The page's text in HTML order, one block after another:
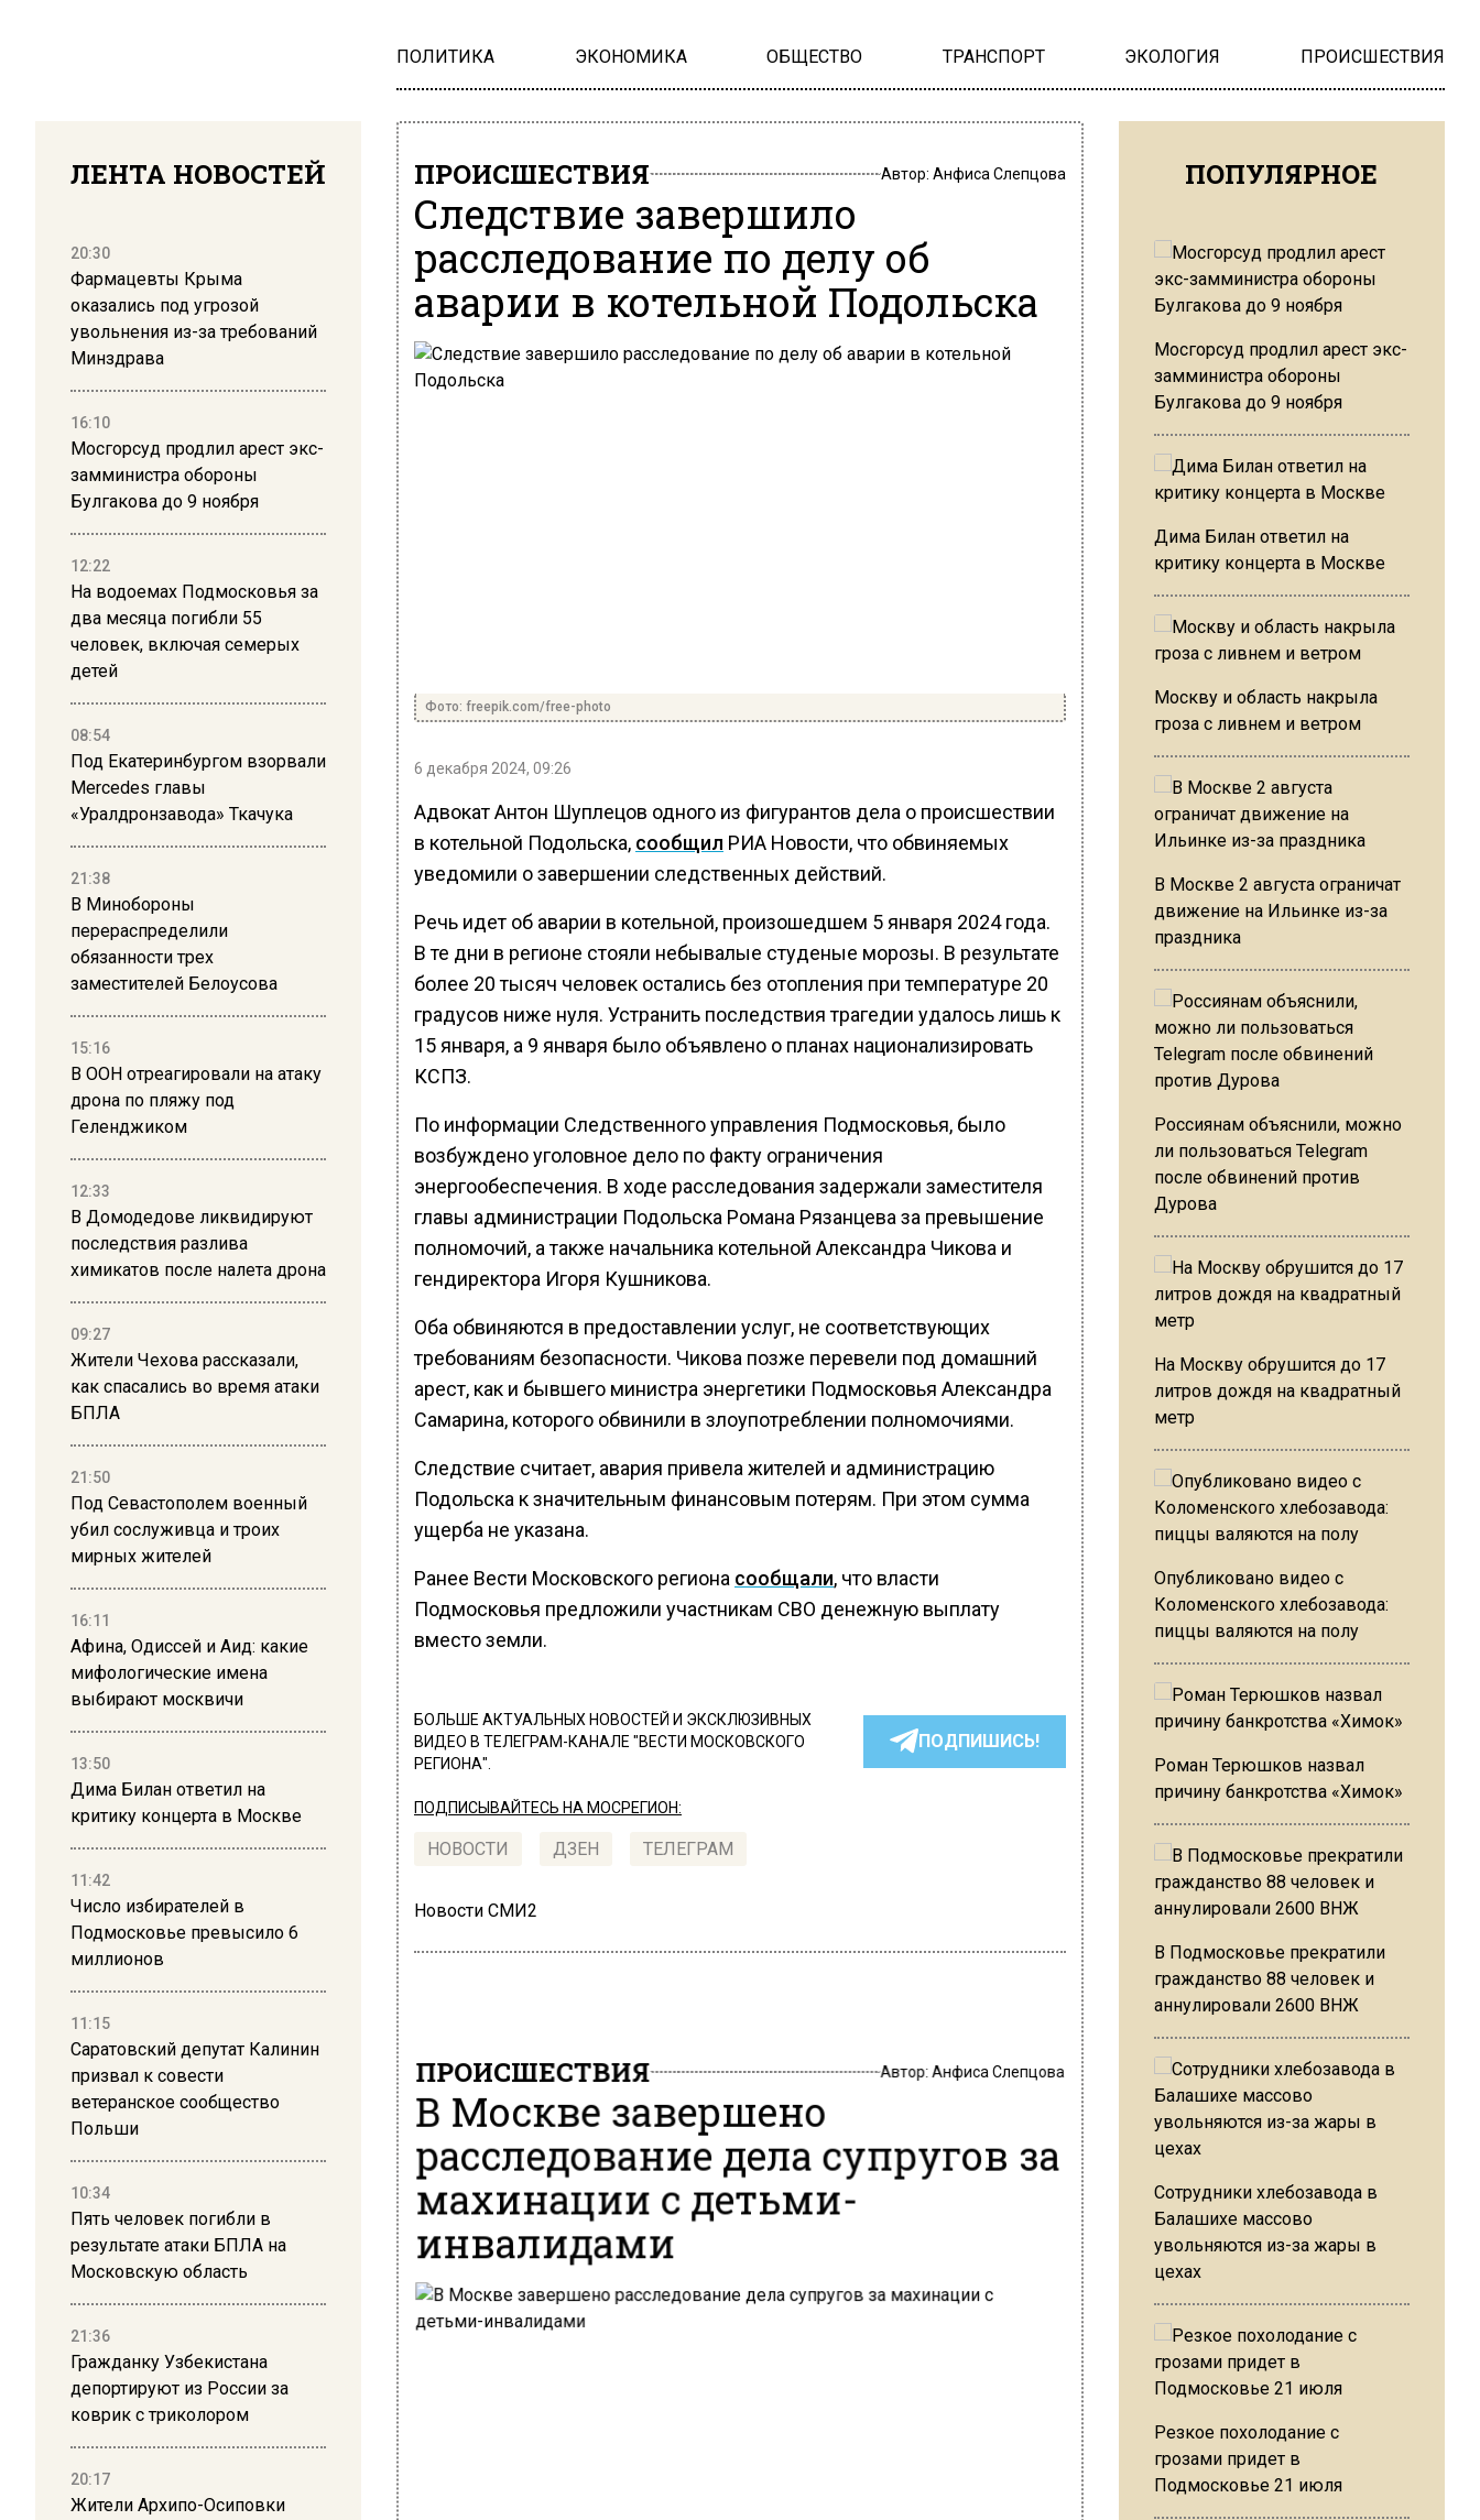
ПОЛИТИКА ЭКОНОМИКА ОБЩЕСТВО ТРАНСПОРТ ЭКОЛОГИЯ ПРОИСШЕСТВИЯ
ЛЕНТА НОВОСТЕЙ
20:30
Фармацевты Крыма
оказались под угрозой
увольнения из-за требований
Минздрава
16:10
Мосгорсуд продлил арест экс-
замминистра обороны
Булгакова до 9 ноября
12:22
На водоемах Подмосковья за
два месяца погибли 55
человек, включая семерых
детей
08:54
Под Екатеринбургом взорвали
Mercedes главы
«Уралдронзавода» Ткачука
21:38
В Минобороны
перераспределили
обязанности трех
заместителей Белоусова
15:16
В ООН отреагировали на атаку
дрона по пляжу под
Геленджиком
12:33
В Домодедове ликвидируют
последствия разлива
химикатов после налета дрона
09:27
Жители Чехова рассказали,
как спасались во время атаки
БПЛА
21:50
Под Севастополем военный
убил сослуживца и троих
мирных жителей
16:11
Афина, Одиссей и Аид: какие
мифологические имена
выбирают москвичи
13:50
Дима Билан ответил на
критику концерта в Москве
11:42
Число избирателей в
Подмосковье превысило 6
миллионов
11:15
Саратовский депутат Калинин
призвал к совести
ветеранское сообщество
Польши
10:34
Пять человек погибли в
результате атаки БПЛА на
Московскую область
21:36
Гражданку Узбекистана
депортируют из России за
коврик с триколором
20:17
Жители Архипо-Осиповки
ПРОИСШЕСТВИЯ Автор: Анфиса Слепцова
Следствие завершило
расследование по делу об
аварии в котельной Подольска
Фото: freepik.com/free-photo
6 декабря 2024, 09:26
Адвокат Антон Шуплецов одного из фигурантов дела о происшествии
в котельной Подольска, сообщил РИА Новости, что обвиняемых
уведомили о завершении следственных действий.
Речь идет об аварии в котельной, произошедшем 5 января 2024 года.
В те дни в регионе стояли небывалые студеные морозы. В результате
более 20 тысяч человек остались без отопления при температуре 20
градусов ниже нуля. Устранить последствия трагедии удалось лишь к
15 января, а 9 января было объявлено о планах национализировать
КСПЗ.
По информации Следственного управления Подмосковья, было
возбуждено уголовное дело по факту ограничения
энергообеспечения. В ходе расследования задержали заместителя
главы администрации Подольска Романа Рязанцева за превышение
полномочий, а также начальника котельной Александра Чикова и
гендиректора Игоря Кушникова.
Оба обвиняются в предоставлении услуг, не соответствующих
требованиям безопасности. Чикова позже перевели под домашний
арест, как и бывшего министра энергетики Подмосковья Александра
Самарина, которого обвинили в злоупотреблении полномочиями.
Следствие считает, авария привела жителей и администрацию
Подольска к значительным финансовым потерям. При этом сумма
ущерба не указана.
Ранее Вести Московского региона сообщали, что власти
Подмосковья предложили участникам СВО денежную выплату
вместо земли.
БОЛЬШЕ АКТУАЛЬНЫХ НОВОСТЕЙ И ЭКСКЛЮЗИВНЫХ
ВИДЕО В ТЕЛЕГРАМ-КАНАЛЕ "ВЕСТИ МОСКОВСКОГО
РЕГИОНА".
ПОДПИШИСЬ!
ПОДПИСЫВАЙТЕСЬ НА МОСРЕГИОН:
НОВОСТИ ДЗЕН ТЕЛЕГРАМ
Новости СМИ2
ПРОИСШЕСТВИЯ Автор: Анфиса Слепцова
В Москве завершено
расследование дела супругов за
махинации с детьми-
инвалидами
ПОПУЛЯРНОЕ
Мосгорсуд продлил арест экс-
замминистра обороны
Булгакова до 9 ноября
Дима Билан ответил на
критику концерта в Москве
Москву и область накрыла
гроза с ливнем и ветром
В Москве 2 августа ограничат
движение на Ильинке из-за
праздника
Россиянам объяснили, можно
ли пользоваться Telegram
после обвинений против
Дурова
На Москву обрушится до 17
литров дождя на квадратный
метр
Опубликовано видео с
Коломенского хлебозавода:
пиццы валяются на полу
Роман Терюшков назвал
причину банкротства «Химок»
В Подмосковье прекратили
гражданство 88 человек и
аннулировали 2600 ВНЖ
Сотрудники хлебозавода в
Балашихе массово
увольняются из-за жары в
цехах
Резкое похолодание с
грозами придет в
Подмосковье 21 июля